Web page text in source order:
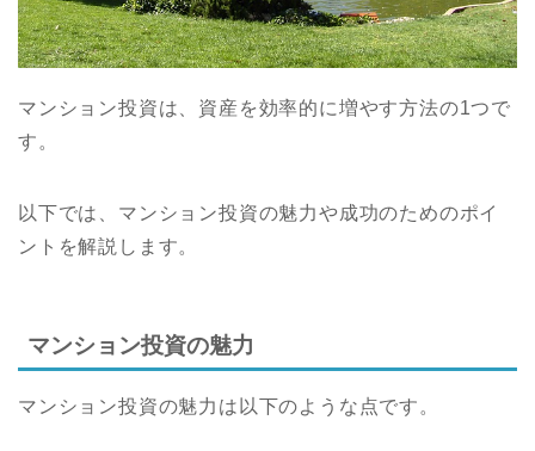
マンション投資は、資産を効率的に増やす方法の1つで
す。
以下では、マンション投資の魅力や成功のためのポイ
ントを解説します。
マンション投資の魅力
マンション投資の魅力は以下のような点です。